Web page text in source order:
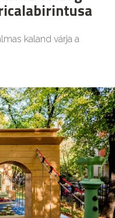
kaland várja a